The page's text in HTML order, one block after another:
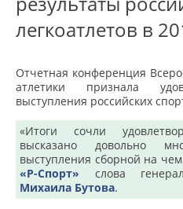
легкоатлетов в
Отчетная конференция
атлетики признала
выступления российских
«Итоги сочли
высказано довольно
выступления сборной на
«Р-Спорт» слова
Михаила Бутова.